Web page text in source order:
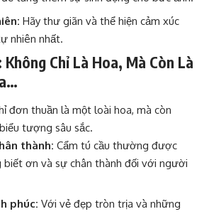
Hãy thư giãn và thể hiện cảm xúc
nhiên nhất.
Không Chỉ Là Hoa, Mà Còn Là
đơn thuần là một loài hoa, mà còn
tượng sâu sắc.
thành: Cẩm tú cầu thường được
ơn và sự chân thành đối với người
phúc: Với vẻ đẹp tròn trịa và những